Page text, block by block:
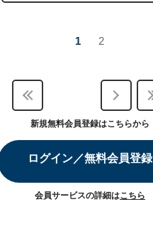
1 2
新規無料会員登録はこちらから
ログイン／無料会員登録
会員サービスの詳細はこちら